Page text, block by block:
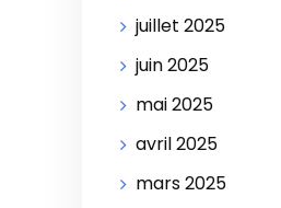
juillet 2025
juin 2025
mai 2025
avril 2025
mars 2025